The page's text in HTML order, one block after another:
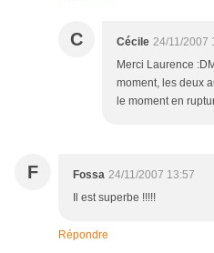
C Cécile 24/11/2007
Merci Laurence
moment, les deux
le moment en
F Fossa 24/11/2007 13:57
Il est superbe !!!!!
Répondre